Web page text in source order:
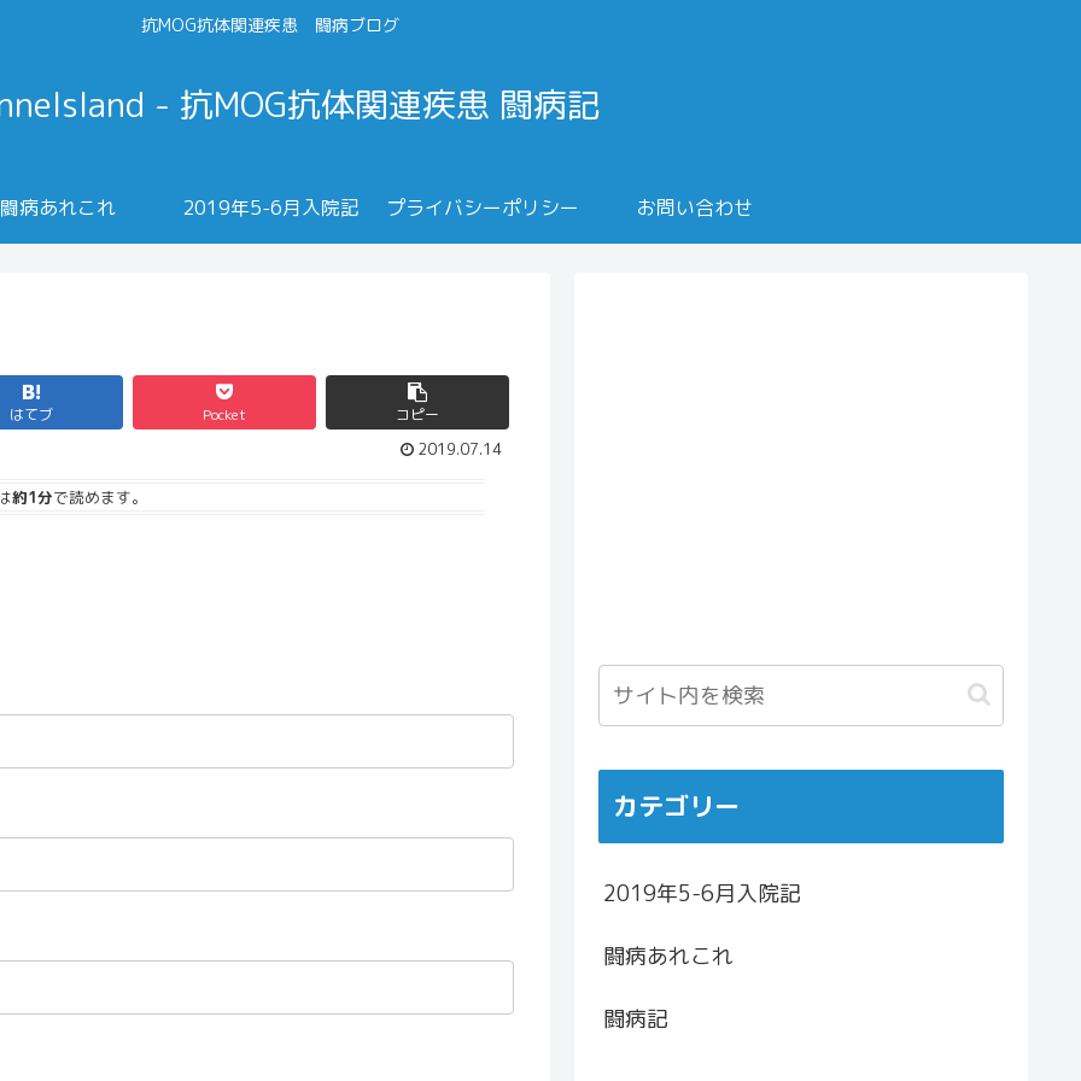
抗MOG抗体関連疾患 闘病ブログ
- 抗MOG抗体関連疾患 闘病記
闘病あれこれ 2019年5-6月入院記 プライバシーポリシー お問い合わせ
はてブ Pocket コピー
2019.07.14
約1分で読めます。
カテゴリー
2019年5-6月入院記
闘病あれこれ
闘病記